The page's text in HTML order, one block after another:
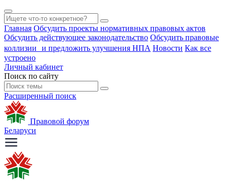
Главная Обсудить проекты нормативных правовых актов
Обсудить действующее законодательство Обсудить правовые
коллизии и предложить улучшения НПА Новости Как все
устроено
Личный кабинет
Поиск по сайту
Расширенный поиск
Правовой форум
Беларуси